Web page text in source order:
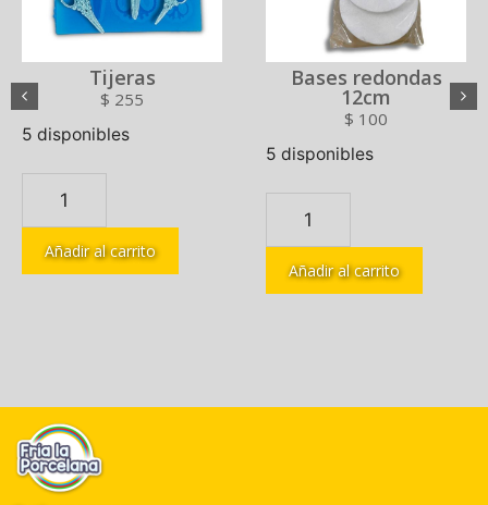
Tijeras
$ 255
5 disponibles
Añadir al carrito
Bases redondas
12cm
$ 100
5 disponibles
Añadir al carrito